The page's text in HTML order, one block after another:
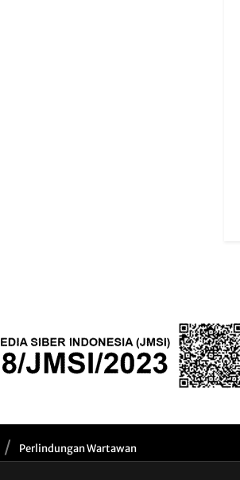
Perlindungan Wartawan